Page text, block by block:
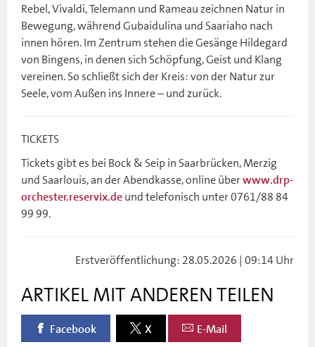
Rebel, Vivaldi, Telemann und Rameau zeichnen Natur in
Bewegung, während Gubaidulina und Saariaho nach
innen hören. Im Zentrum stehen die Gesänge Hildegard
von Bingens, in denen sich Schöpfung, Geist und Klang
vereinen. So schließt sich der Kreis: von der Natur zur
Seele, vom Außen ins Innere – und zurück.
TICKETS
Tickets gibt es bei Bock & Seip in Saarbrücken, Merzig
und Saarlouis, an der Abendkasse, online überwww.drp-
orchester.reservix.de und telefonisch unter 0761/88 84
99 99.
Erstveröffentlichung: 28.05.2026 | 09:14 Uhr
ARTIKEL MIT ANDEREN TEILEN
Facebook X E-Mail